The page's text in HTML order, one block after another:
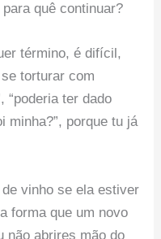
quê continuar?
término, é difícil,
torturar com
“poderia ter dado
minha?”, porque tu já
vinho se ela estiver
forma que um novo
não abrires mão do